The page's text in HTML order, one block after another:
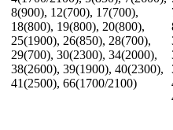
8(900), 12(700), 17(700),
18(800), 19(800), 20(800),
25(1900), 26(850), 28(700),
29(700), 30(2300), 34(2000),
38(2600), 39(1900), 40(2300),
41(2500), 66(1700/2100)